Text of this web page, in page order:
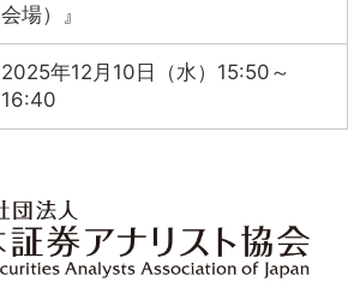
会場）』
2025年12月10日（水）15:50～
16:40